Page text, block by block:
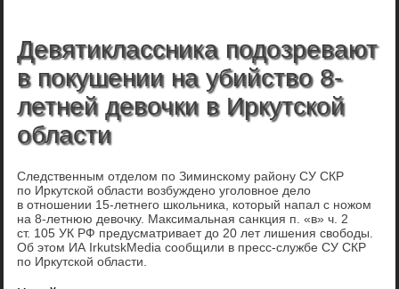
Девятиклассника подозревают
в покушении на убийство 8-
летней девочки в Иркутской
области
Следственным отделом по Зиминскому району СУ СКР
по Иркутской области возбуждено уголовное дело
в отношении 15-летнего школьника, который напал с ножом
на 8-летнюю девочку. Максимальная санкция п. «в» ч. 2
ст. 105 УК РФ предусматривает до 20 лет лишения свободы.
Об этом ИА IrkutskMedia сообщили в пресс-службе СУ СКР
по Иркутской области.